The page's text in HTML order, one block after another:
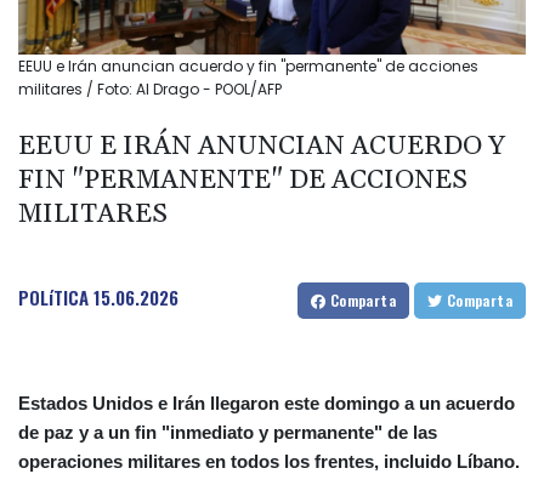
EEUU e Irán anuncian acuerdo y fin "permanente" de acciones
militares / Foto: Al Drago - POOL/AFP
EEUU E IRÁN ANUNCIAN ACUERDO Y
FIN "PERMANENTE" DE ACCIONES
MILITARES
POLíTICA15.06.2026 Comparta Comparta
Estados Unidos e Irán llegaron este domingo a un acuerdo
de paz y a un fin "inmediato y permanente" de las
operaciones militares en todos los frentes, incluido Líbano.